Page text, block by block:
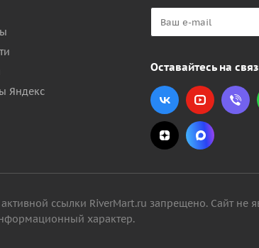
Яндекс
Оставайтесь на
ссылки RiverMart.ru запрещено. Сайт не
характер.